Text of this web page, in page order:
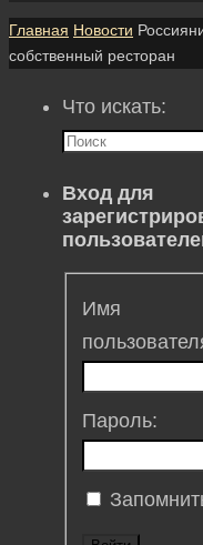
Главная Новости
собственный ресторан
Что искать:
Вход для
Имя
Пароль: